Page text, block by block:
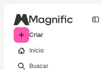
Criar
Início
Buscar